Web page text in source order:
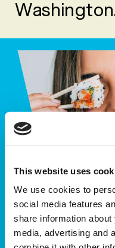
This website uses
We use cookies to
social media features
share information
media, advertising and
La